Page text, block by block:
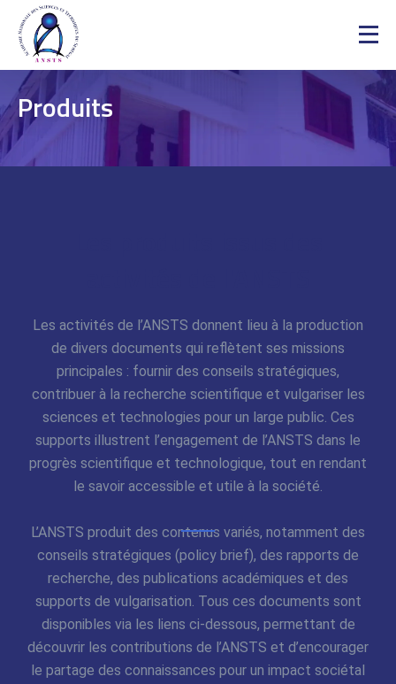
Produits
Les activités de l’ANSTS donnent lieu à la production
de divers documents qui reflètent ses missions
principales : fournir des conseils stratégiques,
contribuer à la recherche scientifique et vulgariser les
sciences et technologies pour un large public. Ces
supports illustrent l’engagement de l’ANSTS dans le
progrès scientifique et technologique, tout en rendant
le savoir accessible et utile à la société.
L’ANSTS produit des contenus variés, notamment des
conseils stratégiques (policy brief), des rapports de
recherche, des publications académiques et des
supports de vulgarisation. Tous ces documents sont
disponibles via les liens ci-dessous, permettant de
découvrir les contributions de l’ANSTS et d’encourager
le partage des connaissances pour un impact sociétal